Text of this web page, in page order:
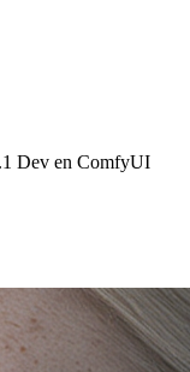
Dev en ComfyUI